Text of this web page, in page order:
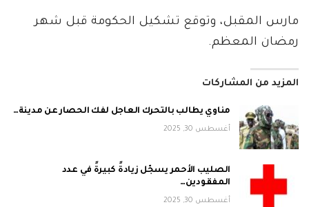
مارس المقبل، وتوقع تشكيل الحكومة قبل شهر
رمضان المعظم.
المزيد من المشاركات
مناوي يطالب بالتحرك العاجل لفك الحصار عن مدينة…
أغسطس 30, 2025
الصليب الأحمر يسجّل زيادةً كبيرةً في عدد
المفقودين…
أغسطس 30, 2025